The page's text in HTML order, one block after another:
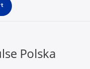
Polska